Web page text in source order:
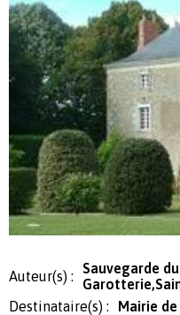
Auteur(s) :
Sauvegarde
Destinataire(s) :
Mairie